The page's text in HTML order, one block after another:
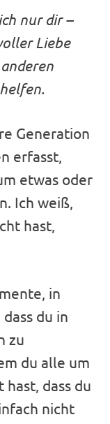
nur dir –
Liebe
Generation
erfasst,
etwas oder
Ich weiß,
hast,
in
du in
zu
du alle um
dass du
nicht